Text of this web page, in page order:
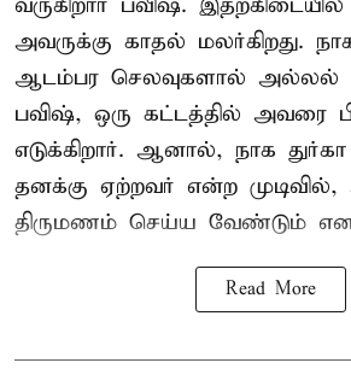
வருகிறார் பவிஷ். இதற்கிடையில்
அவருக்கு காதல் மலர்கிறது.
ஆடம்பர செலவுகளால் அல்லல்
பவிஷ், ஒரு கட்டத்தில் அவரை
எடுக்கிறார். ஆனால், நாக
தனக்கு ஏற்றவர் என்ற
திருமணம் செய்ய வேண்டும்
Read More